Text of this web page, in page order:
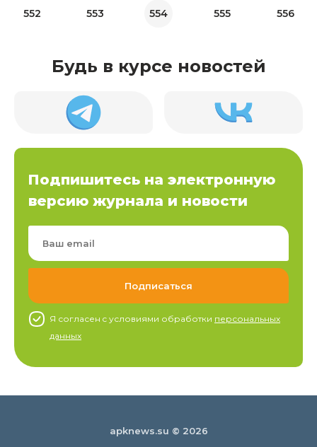
552 553 554 555 556
Будь в курсе новостей
Подпишитесь на электронную
версию журнала и новости
Я согласен c условиями обработки персональных
данных
apknews.su © 2026